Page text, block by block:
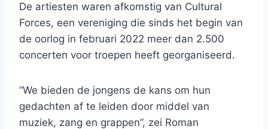
De artiesten waren afkomstig van Cultural
Forces, een vereniging die sinds het begin van
de oorlog in februari 2022 meer dan 2.500
concerten voor troepen heeft georganiseerd.
“We bieden de jongens de kans om hun
gedachten af ​​te leiden door middel van
muziek, zang en grappen”, zei Roman